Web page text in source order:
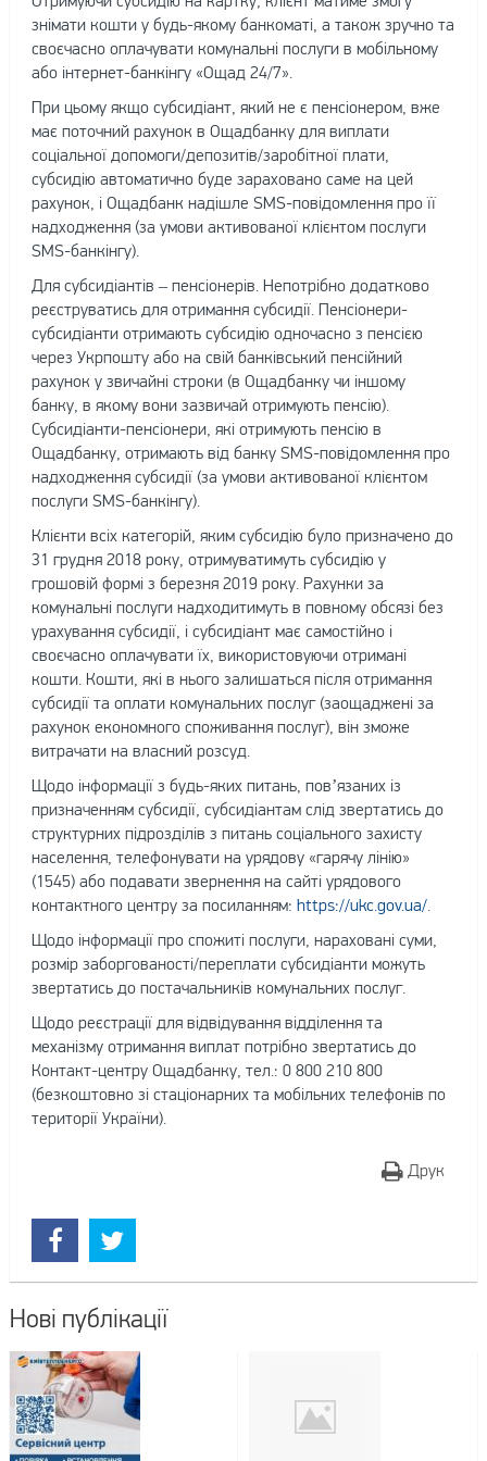
знімати кошти у будь-якому банкоматі, а також зручно та
своєчасно оплачувати комунальні послуги в мобільному
або інтернет-банкінгу «Ощад 24/7».
При цьому якщо субсидіант, який не є пенсіонером, вже
має поточний рахунок в Ощадбанку для виплати
соціальної допомоги/депозитів/заробітної плати,
субсидію автоматично буде зараховано саме на цей
рахунок, і Ощадбанк надішле SMS-повідомлення про її
надходження (за умови активованої клієнтом послуги
SMS-банкінгу).
Для субсидіантів – пенсіонерів. Непотрібно додатково
реєструватись для отримання субсидії. Пенсіонери-
субсидіанти отримають субсидію одночасно з пенсією
через Укрпошту або на свій банківський пенсійний
рахунок у звичайні строки (в Ощадбанку чи іншому
банку, в якому вони зазвичай отримують пенсію).
Субсидіанти-пенсіонери, які отримують пенсію в
Ощадбанку, отримають від банку SMS-повідомлення про
надходження субсидії (за умови активованої клієнтом
послуги SMS-банкінгу).
Клієнти всіх категорій, яким субсидію було призначено до
31 грудня 2018 року, отримуватимуть субсидію у
грошовій формі з березня 2019 року. Рахунки за
комунальні послуги надходитимуть в повному обсязі без
урахування субсидії, і субсидіант має самостійно і
своєчасно оплачувати їх, використовуючи отримані
кошти. Кошти, які в нього залишаться після отримання
субсидії та оплати комунальних послуг (заощаджені за
рахунок економного споживання послуг), він зможе
витрачати на власний розсуд.
Щодо інформації з будь-яких питань, пов’язаних із
призначенням субсидії, субсидіантам слід звертатись до
структурних підрозділів з питань соціального захисту
населення, телефонувати на урядову «гарячу лінію»
(1545) або подавати звернення на сайті урядового
контактного центру за посиланням: https://ukc.gov.ua/.
Щодо інформації про спожиті послуги, нараховані суми,
розмір заборгованості/переплати субсидіанти можуть
звертатись до постачальників комунальних послуг.
Щодо реєстрації для відвідування відділення та
механізму отримання виплат потрібно звертатись до
Контакт-центру Ощадбанку, тел.: 0 800 210 800
(безкоштовно зі стаціонарних та мобільних телефонів по
території України).
Друк
Нові публікації